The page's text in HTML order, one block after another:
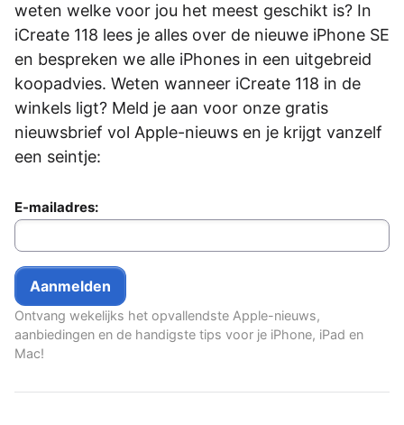
weten welke voor jou het meest geschikt is? In
iCreate 118 lees je alles over de nieuwe iPhone SE
en bespreken we alle iPhones in een uitgebreid
koopadvies. Weten wanneer iCreate 118 in de
winkels ligt? Meld je aan voor onze gratis
nieuwsbrief vol Apple-nieuws en je krijgt vanzelf
een seintje:
E-mailadres:
Ontvang wekelijks het opvallendste Apple-nieuws,
aanbiedingen en de handigste tips voor je iPhone, iPad en
Mac!